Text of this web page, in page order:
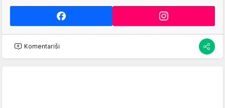
Komentariši